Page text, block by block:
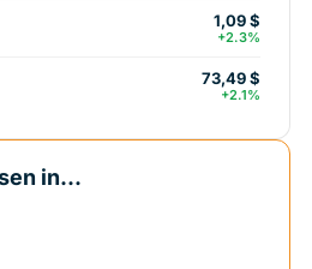
1,09 $
+2.3%
73,49 $
+2.1%
in...